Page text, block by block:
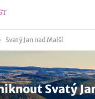
Svatý Jan nad Malší
Svatý